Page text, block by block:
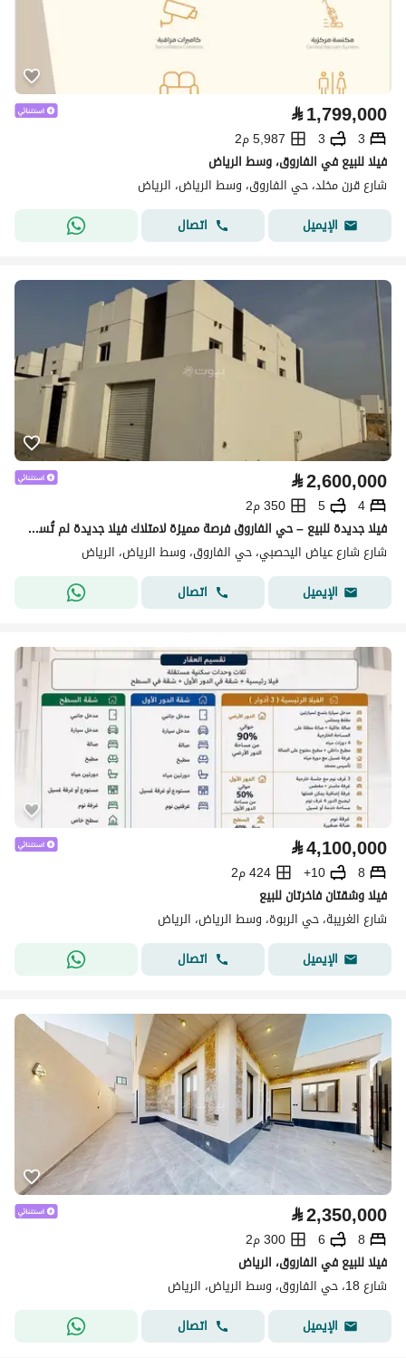
⃁1,799,000
3
3
5,987 م2
فيلا للبيع في الفاروق، وسط الرياض
شارع قرن مخلد، حي الفاروق، وسط الرياض، الرياض
الإيميل
اتصال
⃁2,600,000
4
5
350 م2
فيلا جديدة للبيع – حي الفاروق فرصة مميزة لامتلاك فيلا جديدة لم تُسكن من قبل في أحد أفضل أحياء الرياض، بموقع مميز على زاوية شارعين، وتشطيبات عصرية وجودة بناء عالية.
شارع شارع عياض اليحصبي، حي الفاروق، وسط الرياض، الرياض
الإيميل
اتصال
⃁4,100,000
8
10+
424 م2
فيلا وشقتان فاخرتان للبيع
شارع الغريبة، حي الربوة، وسط الرياض، الرياض
الإيميل
اتصال
⃁2,350,000
8
6
300 م2
فيلا للبيع في الفاروق، الرياض
شارع 18، حي الفاروق، وسط الرياض، الرياض
الإيميل
اتصال